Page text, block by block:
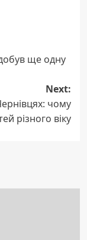
ще одну
Next:
чому
різного віку